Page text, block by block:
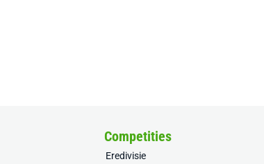
Competities
Eredivisie